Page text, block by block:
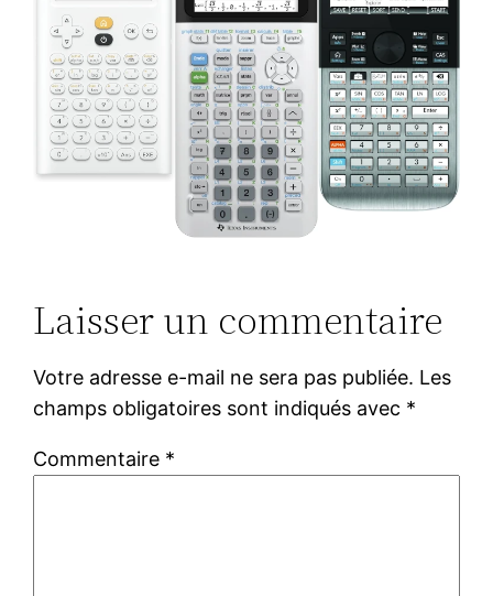
Laisser un commentaire
Votre adresse e-mail ne sera pas publiée. Les
champs obligatoires sont indiqués avec *
Commentaire *